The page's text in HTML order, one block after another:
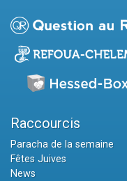
Raccourcis
Paracha de la semaine
Fêtes Juives
News